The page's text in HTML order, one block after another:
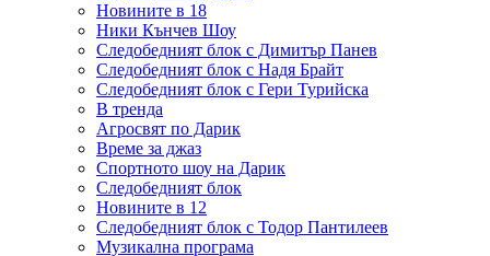
Новините в 18
Ники Кънчев Шоу
Следобедният блок с Димитър Панев
Следобедният блок с Надя Брайт
Следобедният блок с Гери Турийска
В тренда
Агросвят по Дарик
Време за джаз
Спортното шоу на Дарик
Следобедният блок
Новините в 12
Следобедният блок с Тодор Пантилеев
Музикална програма